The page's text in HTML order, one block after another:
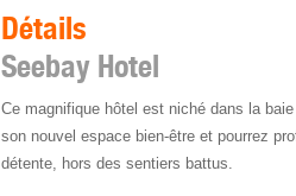
Détails
Seebay Hotel
Ce magnifique hôtel est niché dans la
son nouvel espace bien-être et pourrez
détente, hors des sentiers battus.